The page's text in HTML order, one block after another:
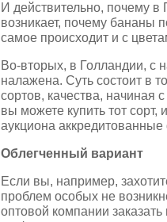
И действительно, почему
возникает, почему бананы
самое происходит и с
Во-вторых, в Голландии, с
налажена. Суть состоит в
сортов, качества, начиная
вы можете купить тот
аукциона
Облегченный вариант
Если вы, например,
проблем особых не
оптовой компании